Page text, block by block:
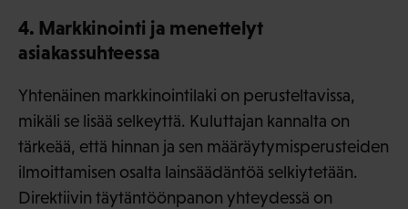
4. Markkinointi ja menettelyt
asiakassuhteessa
Yhtenäinen markkinointilaki on perusteltavissa,
mikäli se lisää selkeyttä. Kuluttajan kannalta on
tärkeää, että hinnan ja sen määräytymisperusteiden
ilmoittamisen osalta lainsäädäntöä selkiytetään.
Direktiivin täytäntöönpanon yhteydessä on